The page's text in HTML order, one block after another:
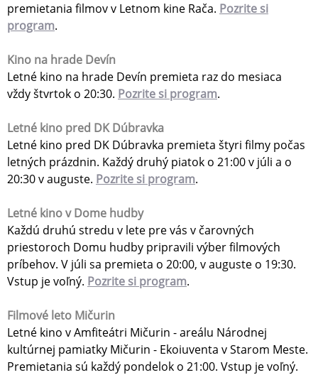
premietania filmov v Letnom kine Rača. Pozrite si
program.
Kino na hrade Devín
Letné kino na hrade Devín premieta raz do mesiaca
vždy štvrtok o 20:30. Pozrite si program.
Letné kino pred DK Dúbravka
Letné kino pred DK Dúbravka premieta štyri filmy počas
letných prázdnin. Každý druhý piatok o 21:00 v júli a o
20:30 v auguste. Pozrite si program.
Letné kino v Dome hudby
Každú druhú stredu v lete pre vás v čarovných
priestoroch Domu hudby pripravili výber filmových
príbehov. V júli sa premieta o 20:00, v auguste o 19:30.
Vstup je voľný. Pozrite si program.
Filmové leto Mičurin
Letné kino v Amfiteátri Mičurin - areálu Národnej
kultúrnej pamiatky Mičurin - Ekoiuventa v Starom Meste.
Premietania sú každý pondelok o 21:00. Vstup je voľný.